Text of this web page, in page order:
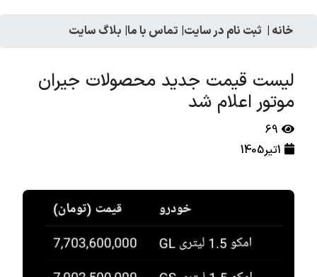
خانه | ثبت نام در سایت| تماس با ما| بلاگ سایت
لیست قیمت جدید محصولات جیران
موتور اعلام شد
69
1تیر1405